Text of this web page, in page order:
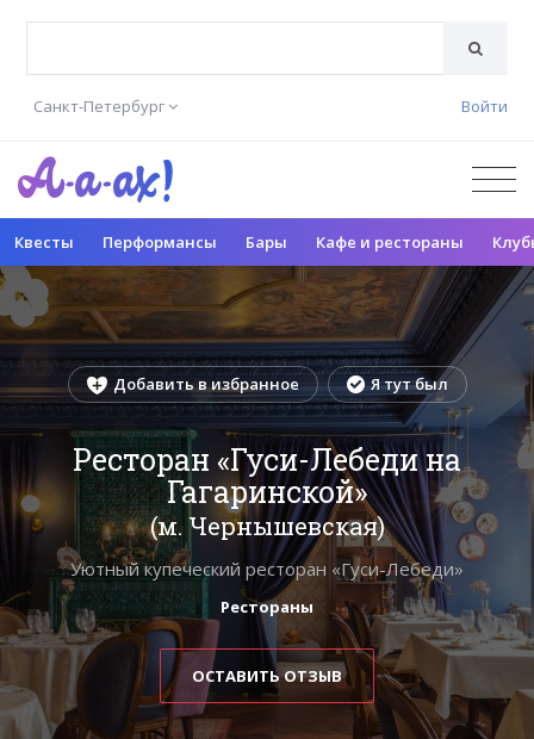
Санкт-Петербург Войти
Квесты Перформансы Бары Кафе и рестораны
Добавить в избранное Я тут был
Ресторан «Гуси-Лебеди на
Гагаринской»
(м. Чернышевская)
Уютный купеческий ресторан «Гуси-Лебеди»
Рестораны
ОСТАВИТЬ ОТЗЫВ